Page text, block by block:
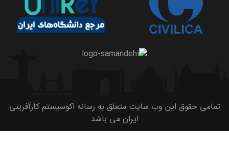
تمامی حقوق این وب سایت متعلق به رسانه اکوسیستم کارآفرینی
ایران می باشد